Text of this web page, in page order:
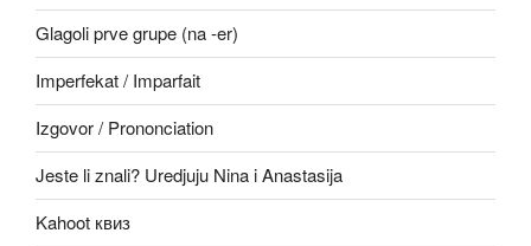
Glagoli prve grupe (na -er)
Imperfekat / Imparfait
Izgovor / Prononciation
Jeste li znali? Uredjuju Nina i Anastasija
Kahoot квиз